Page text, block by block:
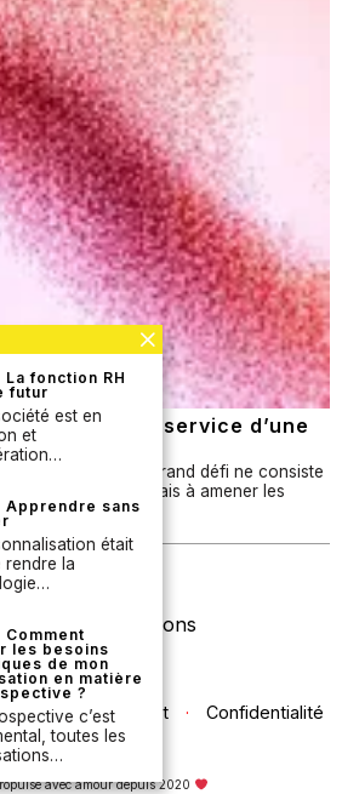
tendances au service d’une
?
le plus grand défi ne consiste
prospectives, mais à amener les
compte…
Creative Commons
Contact · Confidentialité
avec amour depuis 2020
La fonction RH
futur
est en
et
Apprendre sans
était
rendre la
Comment
les besoins
de mon
en matière
?
c’est
toutes les